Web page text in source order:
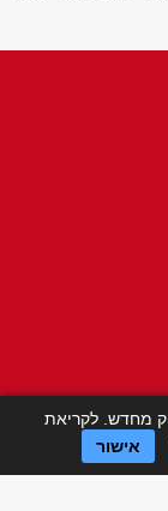
מחדש. לקריאת
אישור